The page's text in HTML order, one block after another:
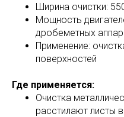
Ширина очистки:
Мощность
дробеметных
Применение:
поверхностей
Где применяется:
Очистка
расстилают листы